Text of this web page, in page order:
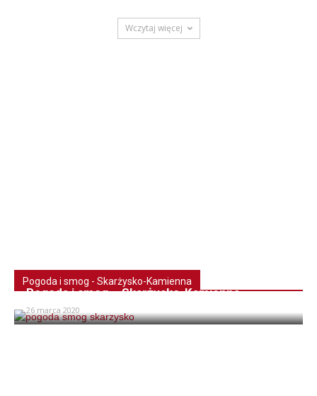
Wczytaj więcej
Pogoda i smog - Skarżysko-Kamienna
Pogoda i smog – Skarżysko-Kamienna
26 marca 2020